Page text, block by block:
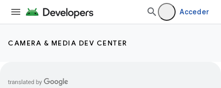
Acceder
CAMERA & MEDIA DEV CENTER